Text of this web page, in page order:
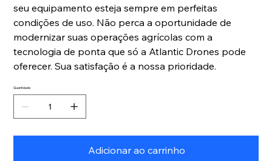
seu equipamento esteja sempre em perfeitas
condições de uso. Não perca a oportunidade de
modernizar suas operações agrícolas com a
tecnologia de ponta que só a Atlantic Drones pode
oferecer. Sua satisfação é a nossa prioridade.
Quantidade
Adicionar ao carrinho